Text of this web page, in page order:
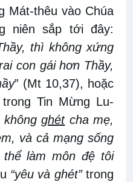
Mát-thêu vào Chúa
niên sắp tới đây:
thì không xứng
con gái hơn Thầy,
” (Mt 10,37), hoặc
Tin Mừng Lu-
khôngghétcha mẹ,
và cả mạng sống
làm môn đệ tôi
“yêu và ghét”trong